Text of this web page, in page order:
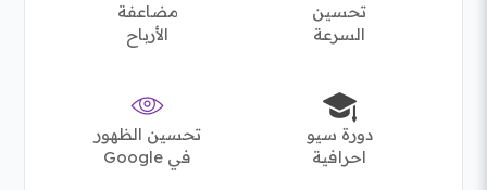
تحسين
السرعة
مضاعفة
الأرباح
دورة سيو
احرافية
تحسين الظهور
في Google